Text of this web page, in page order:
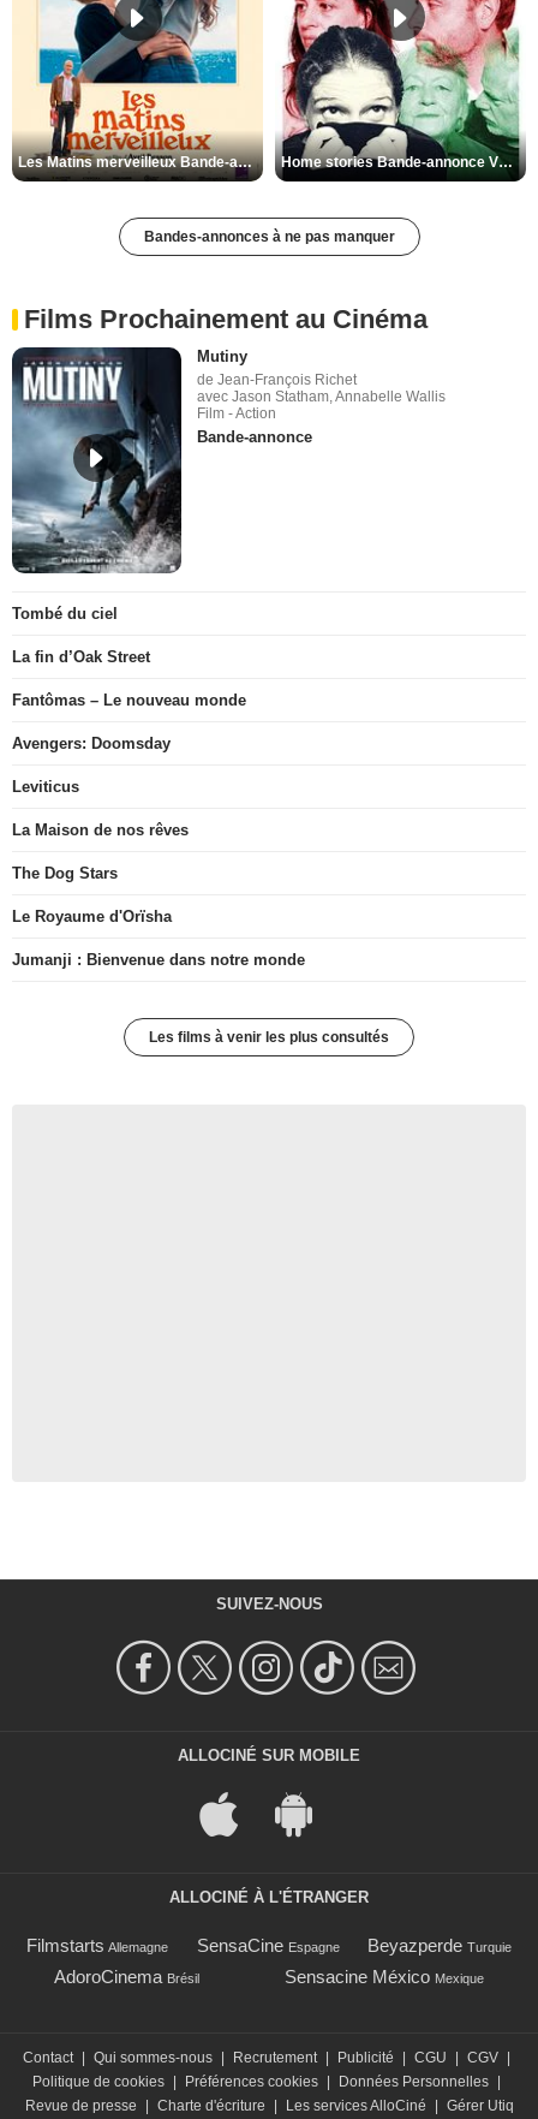
Les Matins merveilleux Bande-annonce VF Home stories Bande-annonce VO STFR
Bandes-annonces à ne pas manquer
Films Prochainement au Cinéma
Mutiny
de Jean-François Richet
avec Jason Statham, Annabelle Wallis
Film - Action
Bande-annonce
Tombé du ciel
La fin d’Oak Street
Fantômas – Le nouveau monde
Avengers: Doomsday
Leviticus
La Maison de nos rêves
The Dog Stars
Le Royaume d'Orïsha
Jumanji : Bienvenue dans notre monde
Les films à venir les plus consultés
SUIVEZ-NOUS
ALLOCINÉ SUR MOBILE
ALLOCINÉ À L'ÉTRANGER
Filmstarts Allemagne SensaCine Espagne Beyazperde Turquie
AdoroCinema Brésil Sensacine México Mexique
Contact Qui sommes-nous Recrutement Publicité CGU CGV
Politique de cookies
Préférences cookies Données Personnelles
Revue de presse
Charte d'écriture Les services AlloCiné Gérer Utiq